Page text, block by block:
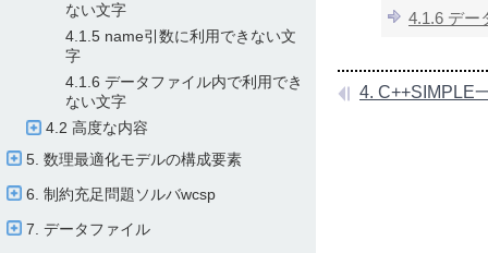
ない文字
4.1.5 name引数に利用できない文
字
4.1.6 データファイル内で利用でき
ない文字
4.2 高度な内容
5. 数理最適化モデルの構成要素
6. 制約充足問題ソルバwcsp
7. データファイル
4.1.6 デー
4. C++SIMPLE